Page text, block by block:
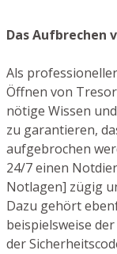
Das Aufbrechen
Als
Öffnen von
nötige Wissen
zu garantieren,
aufgebrochen
24/7 einen
Notlagen] zügig
Dazu gehört
beispielsweise
der